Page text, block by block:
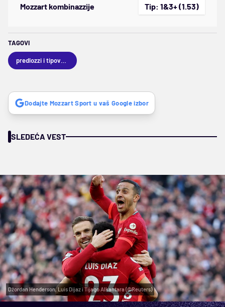
Mozzart kombinazzije Tip: 1&3+ (1.53)
TAGOVI
Dodajte Mozzart Sport u vaš Google izbor
SLEDEĆA VEST
Džordan Henderson, Luis Dijaz i Tijago Alkantara (©Reuters)